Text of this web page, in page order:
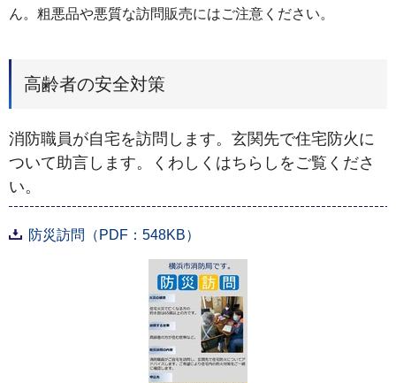
ん。粗悪品や悪質な訪問販売にはご注意ください。
高齢者の安全対策
消防職員が自宅を訪問します。玄関先で住宅防火に
ついて助言します。くわしくはちらしをご覧くださ
い。
防災訪問（PDF：548KB）